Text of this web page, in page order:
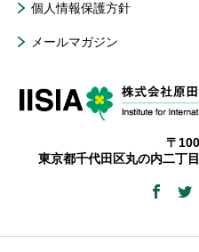
個人情報保護方針
メールマガジン
〒
東京都千代田区丸の内二丁